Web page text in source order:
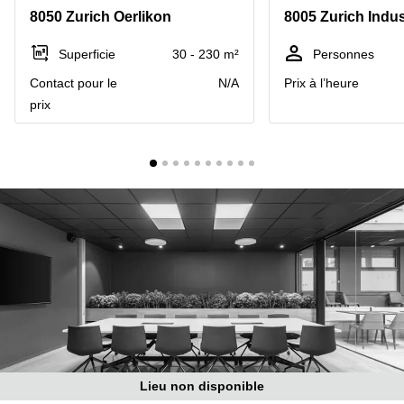
Genève
Coworking
Coworking
Basel
Coworking
Neuchâtel
Coworking
Bienne
Nyon
Coworking
Versoix
Rue de
1
Place
Rue de la
Corraterie
5 Genève
Place
Bamba
1-3
Genève
Rue de
Lausanne
8050 Zurich Oerlikon
Superficie
30 - 230 m²
Contact pour le
prix
N/A
8005 Zurich
Personnes
Prix à l’heure
Lieu non disponible